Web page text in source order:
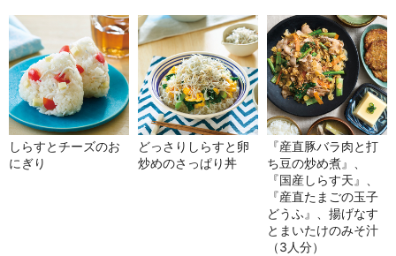
しらすとチーズのお
にぎり
どっさりしらすと卵
炒めのさっぱり丼
『産直豚バラ肉と打
ち豆の炒め煮』、
『国産しらす天』、
『産直たまごの玉子
どうふ』、揚げなす
とまいたけのみそ汁
（3人分）